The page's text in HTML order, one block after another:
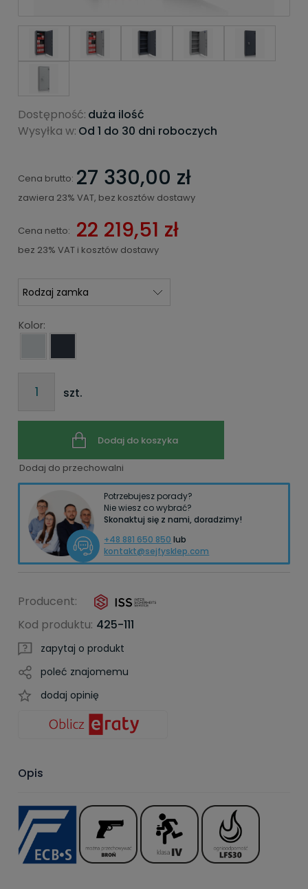
Dostępność: duża ilość
Wysyłka w: Od 1 do 30 dni roboczych
Cena brutto: 27 330,00 zł
zawiera 23% VAT, bez kosztów dostawy
Cena netto: 22 219,51 zł
bez 23% VAT i kosztów dostawy
Kolor:
szt.
Dodaj do koszyka
Dodaj do przechowalni
Potrzebujesz porady?
Nie wiesz co wybrać?
Skonaktuj się z nami, doradzimy!
+48 881 650 850 lub
kontakt@sejfysklep.com
Producent:
Kod produktu: 425-111
zapytaj o produkt
poleć znajomemu
dodaj opinię
Opis